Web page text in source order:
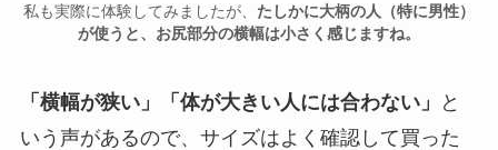
私も実際に体験してみましたが、 たしかに大柄の人（特に男性）
が使うと、お尻部分の横幅は小さく感じますね。
「横幅が狭い」「体が大きい人には合わない」
と
いう声があるので、サイズはよく確認して買った